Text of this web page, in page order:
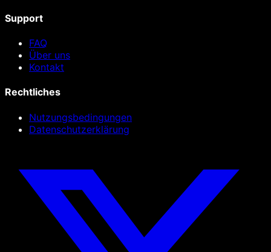
Support
FAQ
Über uns
Kontakt
Rechtliches
Nutzungsbedingungen
Datenschutzerklärung